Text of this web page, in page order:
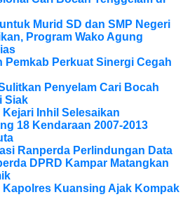
Murid SD dan SMP Negeri
Program Wako Agung
Pemkab Perkuat Sinergi Cegah
Penyelam Cari Bocah
Siak
Inhil Selesaikan
18 Kendaraan 2007-2013
Ranperda Perlindungan Data
DPRD Kampar Matangkan
Kapolres Kuansing Ajak Kompak